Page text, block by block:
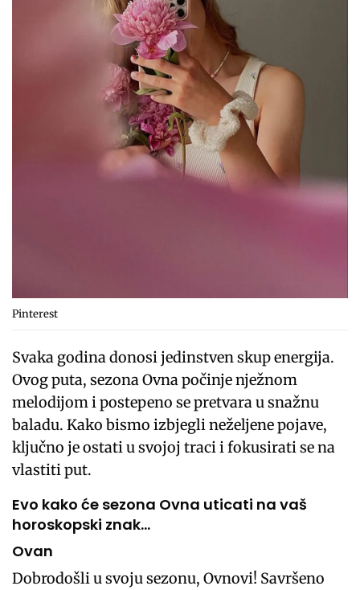
Pinterest
Svaka godina donosi jedinstven skup energija.
Ovog puta, sezona Ovna počinje nježnom
melodijom i postepeno se pretvara u snažnu
baladu. Kako bismo izbjegli neželjene pojave,
ključno je ostati u svojoj traci i fokusirati se na
vlastiti put.
Evo kako će sezona Ovna uticati na vaš
horoskopski znak…
Ovan
Dobrodošli u svoju sezonu, Ovnovi! Savršeno